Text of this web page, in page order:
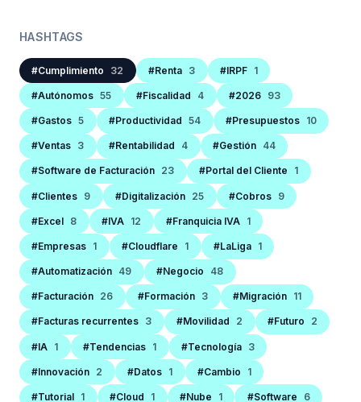
HASHTAGS
#Cumplimiento 32 #Renta 3 #IRPF 1
#Autónomos 55 #Fiscalidad 4 #2026 93
#Gastos 5 #Productividad 54 #Presupuestos 10
#Ventas 3 #Rentabilidad 4 #Gestión 44
#Software de Facturación 23 #Portal del Cliente 1
#Clientes 9 #Digitalización 25 #Cobros 9
#Excel 8 #IVA 12 #Franquicia IVA 1
#Empresas 1 #Cloudflare 1 #LaLiga 1
#Automatización 49 #Negocio 48
#Facturación 26 #Formación 3 #Migración 11
#Facturas recurrentes 3 #Movilidad 2 #Futuro 2
#IA 1 #Tendencias 1 #Tecnología 3
#Innovación 2 #Datos 1 #Cambio 1
#Tutorial 1 #Cloud 1 #Nube 1 #Software 6